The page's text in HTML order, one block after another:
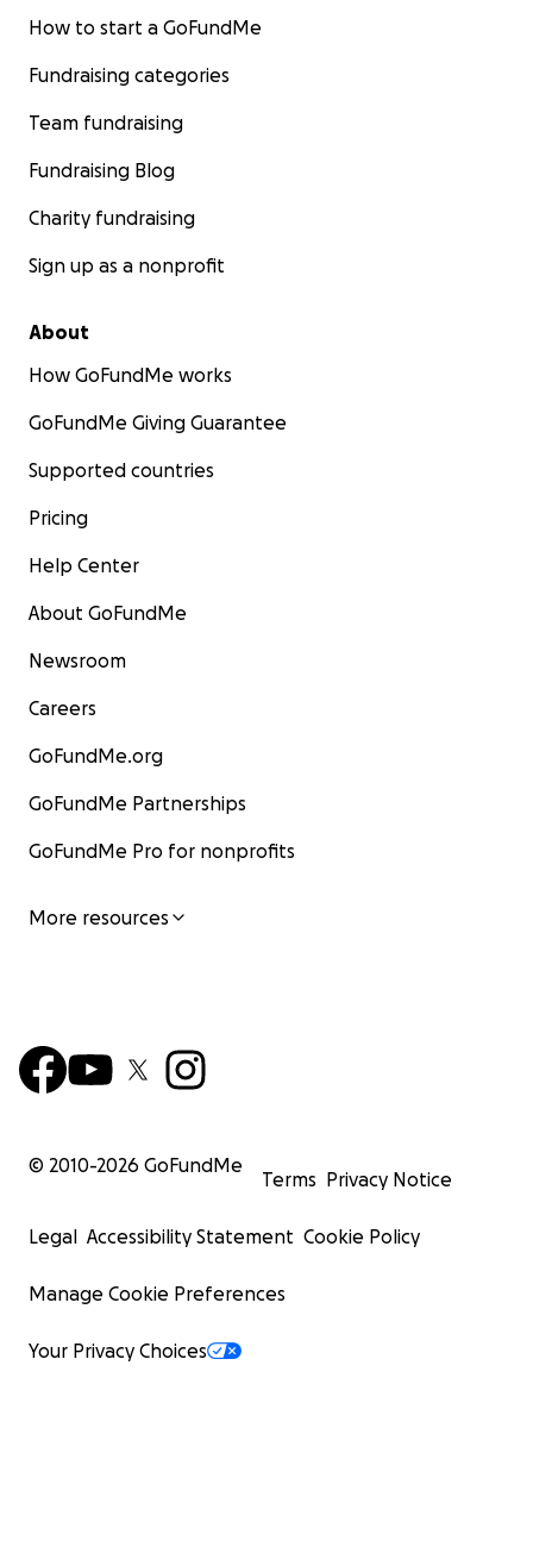
How to start a GoFundMe
Fundraising categories
Team fundraising
Fundraising Blog
Charity fundraising
Sign up as a nonprofit
About
How GoFundMe works
GoFundMe Giving Guarantee
Supported countries
Pricing
Help Center
About GoFundMe
Newsroom
Careers
GoFundMe.org
GoFundMe Partnerships
GoFundMe Pro for nonprofits
More resources
© 2010-2026 GoFundMe
Terms Privacy Notice
Legal Accessibility Statement Cookie Policy
Manage Cookie Preferences
Your Privacy Choices